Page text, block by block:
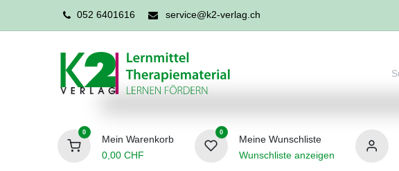
052 6401616 service@k2-verlag.ch
0
Mein Warenkorb
0,00CHF
0
Meine Wunschliste
Wunschliste anzeigen